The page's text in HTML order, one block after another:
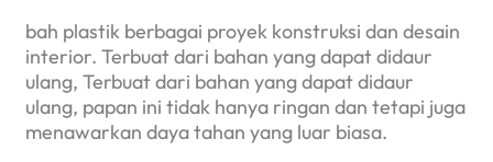
bah plastik berbagai proyek konstruksi dan desain
interior. Terbuat dari bahan yang dapat didaur
ulang, Terbuat dari bahan yang dapat didaur
ulang, papan ini tidak hanya ringan dan tetapi juga
menawarkan daya tahan yang luar biasa.